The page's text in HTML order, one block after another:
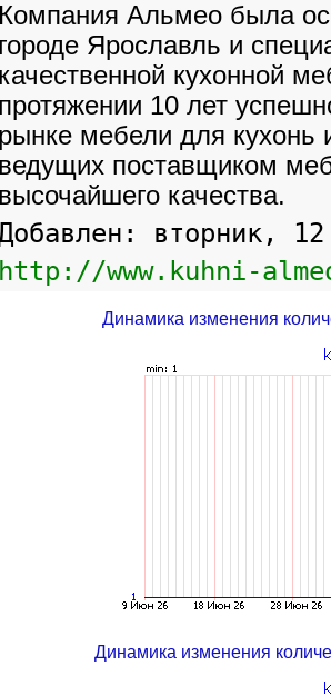
Компания Альмео была
городе Ярославль и
качественной кухонной
протяжении 10 лет
рынке мебели для кухонь
ведущих поставщиком
высочайшего качества.
вторник,
http://www.kuhni-
Динамика изменения
Динамика изменения